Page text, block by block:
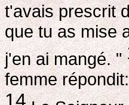
t'avais prescrit
que tu as mise
j'en ai mangé. "
femme
14